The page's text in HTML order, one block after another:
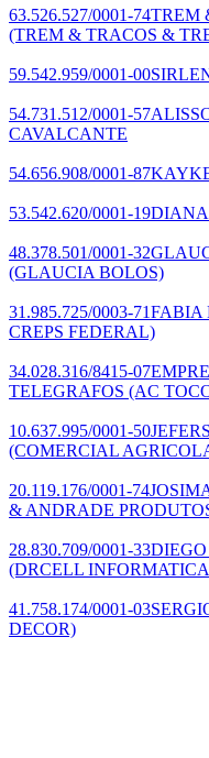
63.526.527/0001-74TREM
(TREM & TRACOS &
59.542.959/0001-00
54.731.512/0001-57
CAVALCANTE
54.656.908/0001-87
53.542.620/0001-19DIANA
48.378.501/0001-32
(GLAUCIA BOLOS)
31.985.725/0003-71FABIA
CREPS FEDERAL)
34.028.316/8415-07
TELEGRAFOS (AC
10.637.995/0001-50
(COMERCIAL
20.119.176/0001-74
& ANDRADE
28.830.709/0001-33
(DRCELL
41.758.174/0001-03
DECOR)